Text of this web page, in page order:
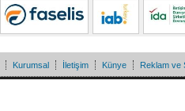
Kurumsal İletişim Künye Reklam ve